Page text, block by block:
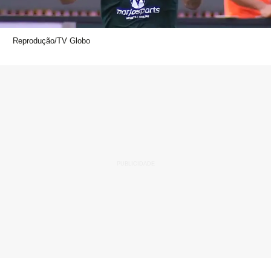
Reprodução/TV Globo